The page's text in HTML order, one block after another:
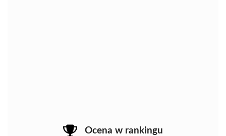
Ocena w rankingu